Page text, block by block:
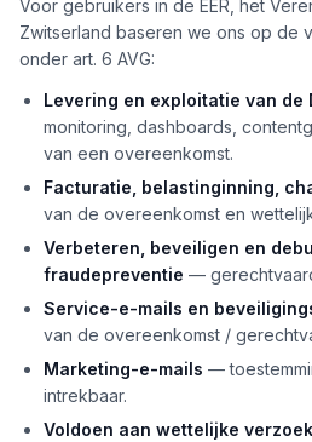
Voor gebruikers in de EER, het
Zwitserland baseren we ons op de
onder art. 6 AVG:
Levering en exploitatie van de
monitoring, dashboards,
van een overeenkomst.
Facturatie, belastinginning,
van de overeenkomst en
Verbeteren, beveiligen en
fraudepreventie —
Service-e-mails en
van de overeenkomst /
Marketing-e-mails —
intrekbaar.
Voldoen aan wettelijke